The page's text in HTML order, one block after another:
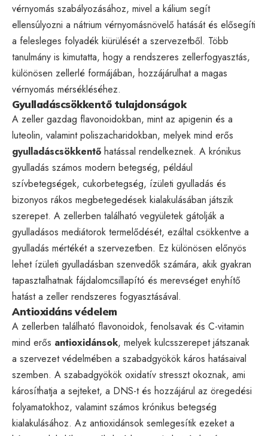
vérnyomás szabályozásához, mivel a kálium segít
ellensúlyozni a nátrium vérnyomásnövelő hatását és elősegíti
a felesleges folyadék kiürülését a szervezetből. Több
tanulmány is kimutatta, hogy a rendszeres zellerfogyasztás,
különösen zellerlé formájában, hozzájárulhat a magas
vérnyomás mérsékléséhez.
Gyulladáscsökkentő tulajdonságok
A zeller gazdag flavonoidokban, mint az apigenin és a
luteolin, valamint poliszacharidokban, melyek mind erős
gyulladáscsökkentő hatással rendelkeznek. A krónikus
gyulladás számos modern betegség, például
szívbetegségek, cukorbetegség, ízületi gyulladás és
bizonyos rákos megbetegedések kialakulásában játszik
szerepet. A zellerben található vegyületek gátolják a
gyulladásos mediátorok termelődését, ezáltal csökkentve a
gyulladás mértékét a szervezetben. Ez különösen előnyös
lehet ízületi gyulladásban szenvedők számára, akik gyakran
tapasztalhatnak fájdalomcsillapító és merevséget enyhítő
hatást a zeller rendszeres fogyasztásával.
Antioxidáns védelem
A zellerben található flavonoidok, fenolsavak és C-vitamin
mind erős antioxidánsok, melyek kulcsszerepet játszanak
a szervezet védelmében a szabadgyökök káros hatásaival
szemben. A szabadgyökök oxidatív stresszt okoznak, ami
károsíthatja a sejteket, a DNS-t és hozzájárul az öregedési
folyamatokhoz, valamint számos krónikus betegség
kialakulásához. Az antioxidánsok semlegesítik ezeket a